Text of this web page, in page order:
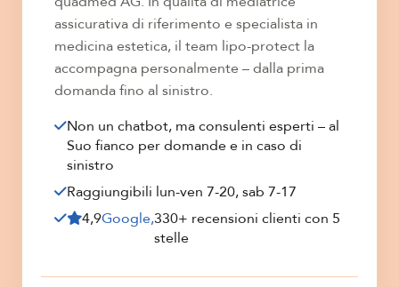
assicurativa di riferimento e specialista in
medicina estetica, il team lipo-protect la
accompagna personalmente – dalla prima
domanda fino al sinistro.
Non un chatbot, ma consulenti esperti – al
Suo fianco per domande e in caso di
sinistro
Raggiungibili lun-ven 7-20, sab 7-17
4,9Google,330+ recensioni clienti con 5
stelle